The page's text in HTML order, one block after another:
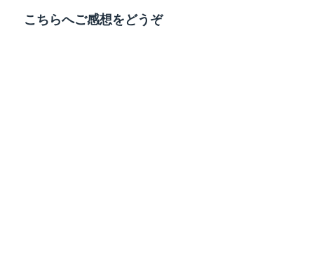
こちらへご感想をどうぞ